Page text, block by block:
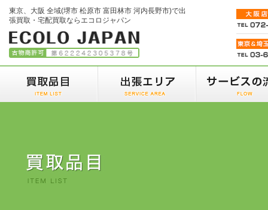
東京、大阪 全域(堺市 松原市 富田林市 河内長野市)で出
張買取・宅配買取ならエコロジャパン